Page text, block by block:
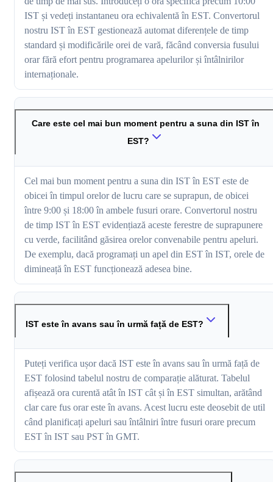
IST și vedeți instantaneu ora echivalentă în EST. Convertorul
nostru IST în EST gestionează automat diferențele de timp
standard și modificările orei de vară, făcând conversia fusului
orar fără efort pentru programarea apelurilor și întâlnirilor
internaționale.
Care este cel mai bun moment pentru a suna din IST în
EST?
Cel mai bun moment pentru a suna din IST în EST este de
obicei în timpul orelor de lucru care se suprapun, de obicei
între 9:00 și 18:00 în ambele fusuri orare. Convertorul nostru
de timp IST în EST evidențiază aceste ferestre de suprapunere
cu verde, facilitând găsirea orelor convenabile pentru apeluri.
De exemplu, dacă programați un apel din EST în IST, orele de
dimineață în EST funcționează adesea bine.
IST este în avans sau în urmă față de EST?
Puteți verifica ușor dacă IST este în avans sau în urmă față de
EST folosind tabelul nostru de comparație alăturat. Tabelul
afișează ora curentă atât în IST cât și în EST simultan, arătând
clar care fus orar este în avans. Acest lucru este deosebit de util
când planificați apeluri sau întâlniri între fusuri orare precum
EST în IST sau PST în GMT.